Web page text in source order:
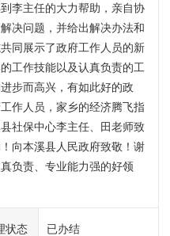
李主任的大力帮助，亲自协
决问题，并给出解决办法和
同展示了政府工作人员的新
工作技能以及认真负责的工
步而高兴，有如此好的政
作人员，家乡的经济腾飞指
社保中心李主任、田老师致
向本溪县人民政府致敬！谢
负责、专业能力强的好领
状态 已办结